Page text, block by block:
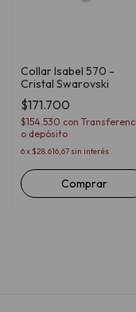
Collar Isabel 570 -
Cristal Swarovski
$171.700
$154.530 con
o depósito
6x $28.616,67 sin interés
Comprar